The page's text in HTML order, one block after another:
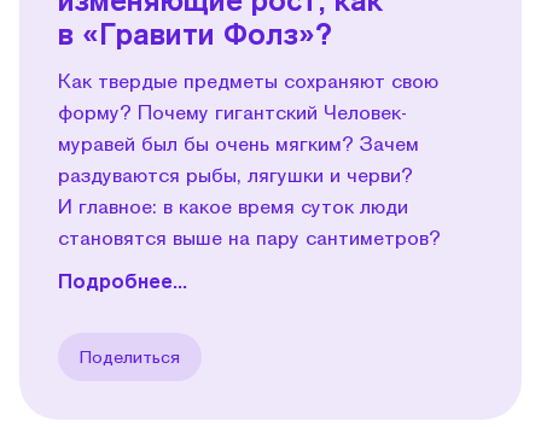
в «Гравити Фолз»?
Как твердые предметы сохраняют свою
форму? Почему гигантский Человек-
муравей был бы очень мягким? Зачем
раздуваются рыбы, лягушки и черви?
И главное: в какое время суток люди
становятся выше на пару сантиметров?
Подробнее...
Поделиться